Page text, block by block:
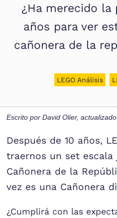
¿Ha merecido la
años para ver
cañonera de la
LEGO Análisis
Escrito porDavid Olier,
Después de 10 años,
traernos un set escala
Cañonera de la
vez es una Cañonera
¿Cumplirá con las